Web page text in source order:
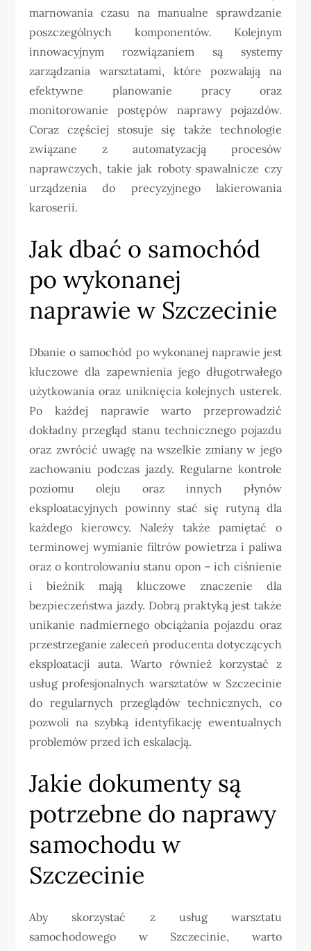
marnowania czasu na manualne sprawdzanie
poszczególnych komponentów. Kolejnym
innowacyjnym rozwiązaniem są systemy
zarządzania warsztatami, które pozwalają na
efektywne planowanie pracy oraz
monitorowanie postępów naprawy pojazdów.
Coraz częściej stosuje się także technologie
związane z automatyzacją procesów
naprawczych, takie jak roboty spawalnicze czy
urządzenia do precyzyjnego lakierowania
karoserii.
Jak dbać o samochód
po wykonanej
naprawie w Szczecinie
Dbanie o samochód po wykonanej naprawie jest
kluczowe dla zapewnienia jego długotrwałego
użytkowania oraz uniknięcia kolejnych usterek.
Po każdej naprawie warto przeprowadzić
dokładny przegląd stanu technicznego pojazdu
oraz zwrócić uwagę na wszelkie zmiany w jego
zachowaniu podczas jazdy. Regularne kontrole
poziomu oleju oraz innych płynów
eksploatacyjnych powinny stać się rutyną dla
każdego kierowcy. Należy także pamiętać o
terminowej wymianie filtrów powietrza i paliwa
oraz o kontrolowaniu stanu opon – ich ciśnienie
i bieżnik mają kluczowe znaczenie dla
bezpieczeństwa jazdy. Dobrą praktyką jest także
unikanie nadmiernego obciążania pojazdu oraz
przestrzeganie zaleceń producenta dotyczących
eksploatacji auta. Warto również korzystać z
usług profesjonalnych warsztatów w Szczecinie
do regularnych przeglądów technicznych, co
pozwoli na szybką identyfikację ewentualnych
problemów przed ich eskalacją.
Jakie dokumenty są
potrzebne do naprawy
samochodu w
Szczecinie
Aby skorzystać z usług warsztatu
samochodowego w Szczecinie, warto